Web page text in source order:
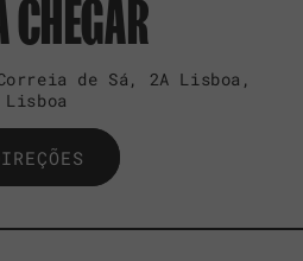
CHEGAR
de Sá, 2A Lisboa,
Lisboa